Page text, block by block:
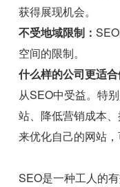
获得展现机会。
不受地域限制：
空间的限制。
什么样的公司更适
从SEO中受益。特
站、降低营销成本
来优化自己的网站，
SEO是一种工人的